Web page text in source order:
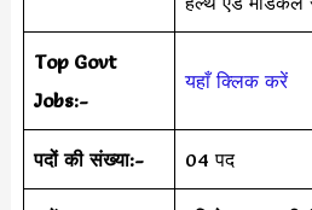
Top Govt
Jobs:-
यहाँ क्लिक करें
पदों की संख्या:- 04 पद